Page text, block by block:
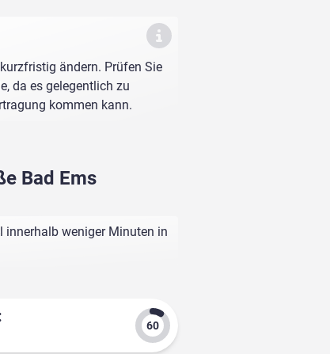
ändern. Prüfen Sie
da es gelegentlich zu
kommen kann.
Bad Ems
innerhalb weniger Minuten in